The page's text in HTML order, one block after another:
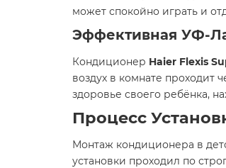
может спокойно играть и
Эффективная УФ-
Кондиционер Haier Flexis
воздух в комнате проходит
здоровье своего ребёнка,
Процесс
Монтаж кондиционера в
установки проходил по